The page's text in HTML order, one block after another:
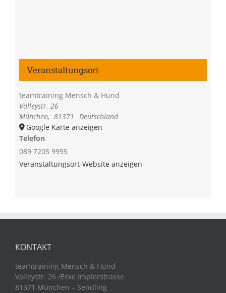
Veranstaltungsort
teamtraining Mensch & Hund
Valleystr. 26
München, 81371
Deutschland
Google Karte anzeigen
Telefon
089 7205 9995
Veranstaltungsort-Website anzeigen
KONTAKT
teamtraining Mensch & Hund
Valleystr. 26 /Ecke Implerstrasse
81371 München – Sendling